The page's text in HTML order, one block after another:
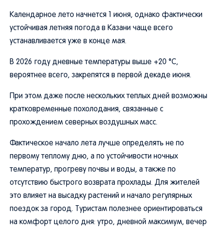
Календарное лето начнется 1 июня, однако фактически
устойчивая летняя погода в Казани чаще всего
устанавливается уже в конце мая.
В 2026 году дневные температуры выше +20 °C,
вероятнее всего, закрепятся в первой декаде июня.
При этом даже после нескольких теплых дней возможны
кратковременные похолодания, связанные с
прохождением северных воздушных масс.
Фактическое начало лета лучше определять не по
первому теплому дню, а по устойчивости ночных
температур, прогреву почвы и воды, а также по
отсутствию быстрого возврата прохлады. Для жителей
это влияет на высадку растений и начало регулярных
поездок за город. Туристам полезнее ориентироваться
на комфорт целого дня: утро, дневной максимум, вечер